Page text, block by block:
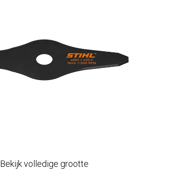
Bekijk volledige grootte